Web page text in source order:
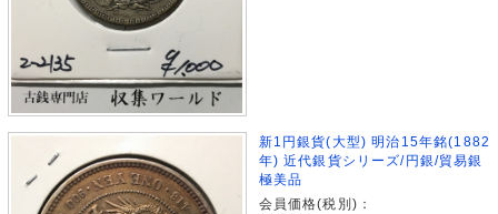
新1円銀貨(大型) 明治15年銘(1882
年) 近代銀貨シリーズ/円銀/貿易銀
極美品
会員価格(税別)：